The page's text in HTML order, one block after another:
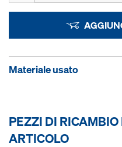
Materiale usato
PEZZI DI RICAMBIO
ARTICOLO